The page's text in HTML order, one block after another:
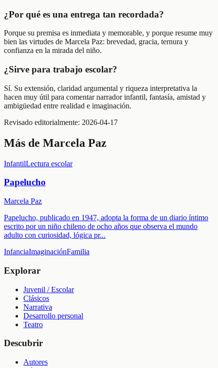
¿Por qué es una entrega tan recordada?
Porque su premisa es inmediata y memorable, y porque resume muy
bien las virtudes de Marcela Paz: brevedad, gracia, ternura y
confianza en la mirada del niño.
¿Sirve para trabajo escolar?
Sí. Su extensión, claridad argumental y riqueza interpretativa la
hacen muy útil para comentar narrador infantil, fantasía, amistad y
ambigüedad entre realidad e imaginación.
Revisado editorialmente: 2026-04-17
Más de Marcela Paz
InfantilLectura escolar
Papelucho
Marcela Paz
Papelucho, publicado en 1947, adopta la forma de un diario íntimo
escrito por un niño chileno de ocho años que observa el mundo
adulto con curiosidad, lógica pr...
InfanciaImaginaciónFamilia
Explorar
Juvenil / Escolar
Clásicos
Narrativa
Desarrollo personal
Teatro
Descubrir
Autores